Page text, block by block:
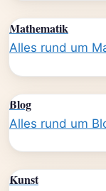
Mathematik
Alles rund um
Blog
Alles rund um
Kunst